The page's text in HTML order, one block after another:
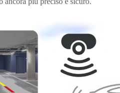
parcheggio affidabile
posteriore originale o installarne
con un sensore di parcheggio
più preciso e sicuro.